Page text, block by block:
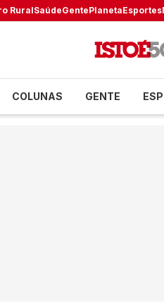
RuralSaúdeGentePlanetaEsportes
COLUNAS GENTE